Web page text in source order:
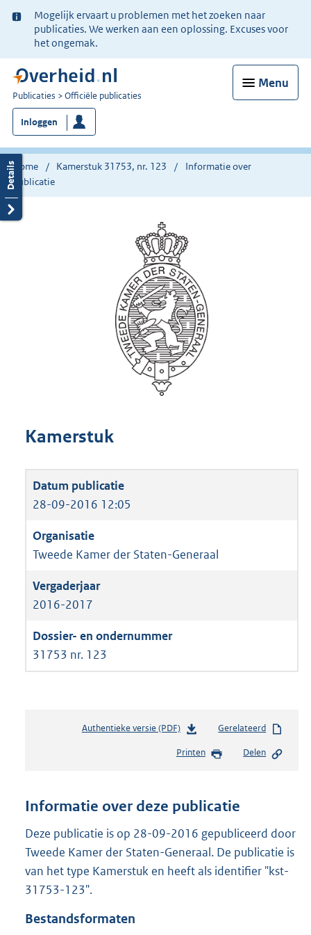
Ter
informatie:
Mogelijk ervaart u problemen met het zoeken naar
publicaties. We werken aan een oplossing. Excuses voor
het ongemak.
Menu
U
bent
nu
hier:
Publicaties Officiële publicaties
Inloggen
Home Kamerstuk 31753, nr. 123
Informatie over
publicatie
Kamerstuk
28-09-2016 12:05
Tweede Kamer der Staten-Generaal
2016-2017
31753 nr. 123
Authentieke versie (PDF)b
s
n
s
r
o
Gerelateerd
Printen Delen
Informatie over deze publicatie
Deze publicatie is op 28-09-2016 gepubliceerd door
Tweede Kamer der Staten-Generaal. De publicatie is
van het type Kamerstuk en heeft als identifier "kst-
31753-123".
Bestandsformaten